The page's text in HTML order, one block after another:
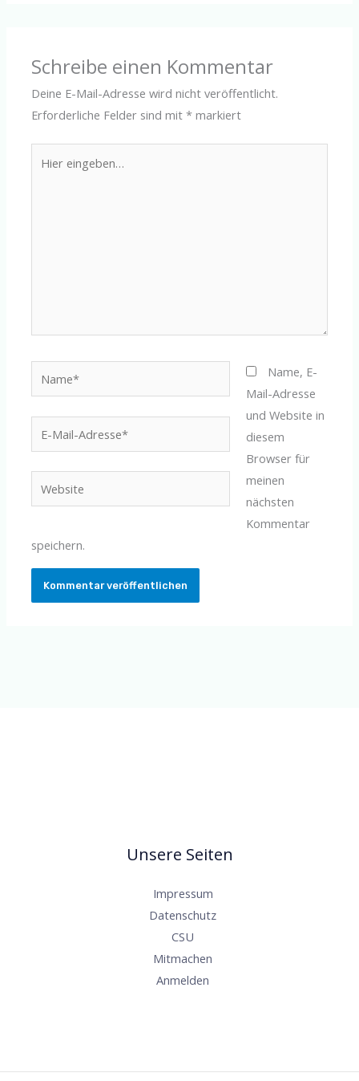
Schreibe einen Kommentar
Deine E-Mail-Adresse wird nicht veröffentlicht.
Erforderliche Felder sind mit* markiert
eingeben…
Mail-
Adresse*
Website
Name, E-
Mail-Adresse
und Website in
diesem
Browser für
meinen
nächsten
Kommentar
speichern.
Unsere Seiten
Impressum
Datenschutz
CSU
Mitmachen
Anmelden